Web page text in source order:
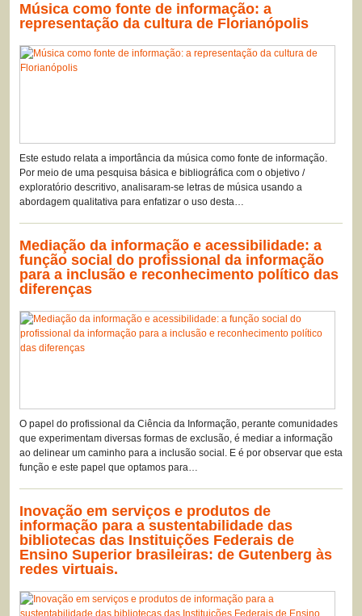
Música como fonte de informação: a
representação da cultura de Florianópolis
Este estudo relata a importância da música como fonte de informação.
Por meio de uma pesquisa básica e bibliográfica com o objetivo /
exploratório descritivo, analisaram-se letras de música usando a
abordagem qualitativa para enfatizar o uso desta…
Mediação da informação e acessibilidade: a
função social do profissional da informação
para a inclusão e reconhecimento político das
diferenças
O papel do profissional da Ciência da Informação, perante comunidades
que experimentam diversas formas de exclusão, é mediar a informação
ao delinear um caminho para a inclusão social. E é por observar que esta
função e este papel que optamos para…
Inovação em serviços e produtos de
informação para a sustentabilidade das
bibliotecas das Instituições Federais de
Ensino Superior brasileiras: de Gutenberg às
redes virtuais.